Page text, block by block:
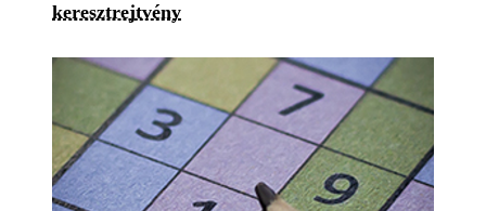
keresztrejtvény